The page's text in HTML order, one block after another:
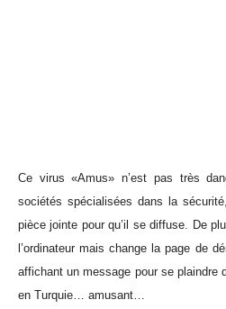
Ce virus «Amus» n’est pas très
sociétés spécialisées dans la
pièce jointe pour qu’il se diffuse. De
l’ordinateur mais change la page de
affichant un message pour se plaindre
en Turquie… amusant…